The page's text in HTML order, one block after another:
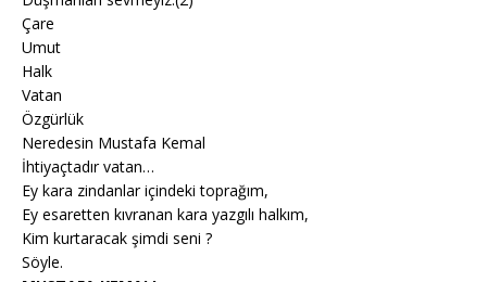
Çare
Umut
Halk
Vatan
Özgürlük
Neredesin Mustafa Kemal
İhtiyaçtadır vatan…
Ey kara zindanlar içindeki toprağım,
Ey esaretten kıvranan kara yazgılı halkım,
Kim kurtaracak şimdi seni ?
Söyle.